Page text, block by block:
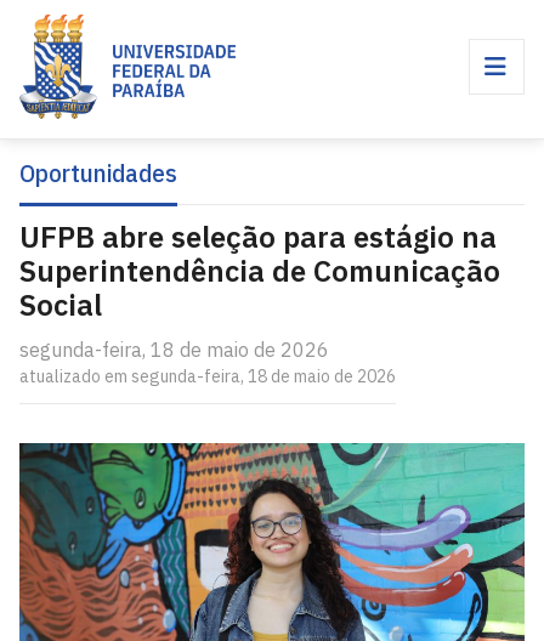
Oportunidades
UFPB abre seleção para estágio na
Superintendência de Comunicação
Social
segunda-feira, 18 de maio de 2026
atualizado em segunda-feira, 18 de maio de 2026